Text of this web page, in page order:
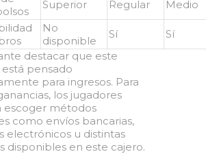
Superior Regular
Medio
No
disponible
Sí
Sí
destacar que este
pensado
para ingresos. Para
los jugadores
escoger métodos
como envíos bancarias,
electrónicos u distintas
disponibles en este cajero.